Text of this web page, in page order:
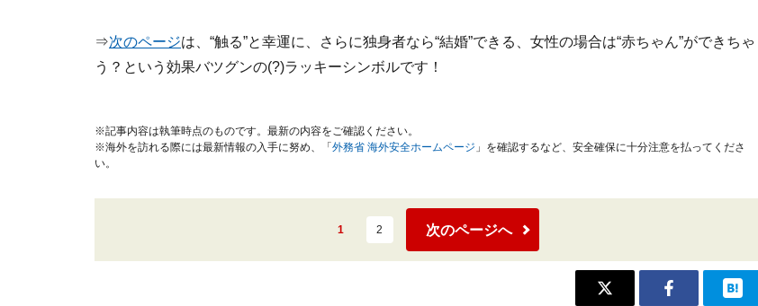
⇒次のページは、“触る”と幸運に、さらに独身者なら“結婚”できる、女性の場合は“赤ちゃん”ができちゃ
う？という効果バツグンの(?)ラッキーシンボルです！
※記事内容は執筆時点のものです。最新の内容をご確認ください。
※海外を訪れる際には最新情報の入手に努め、「 外務省 海外安全ホームページ 」を確認するなど、安全確保に十分注意を払ってくださ
い。
1 2 次のページへ